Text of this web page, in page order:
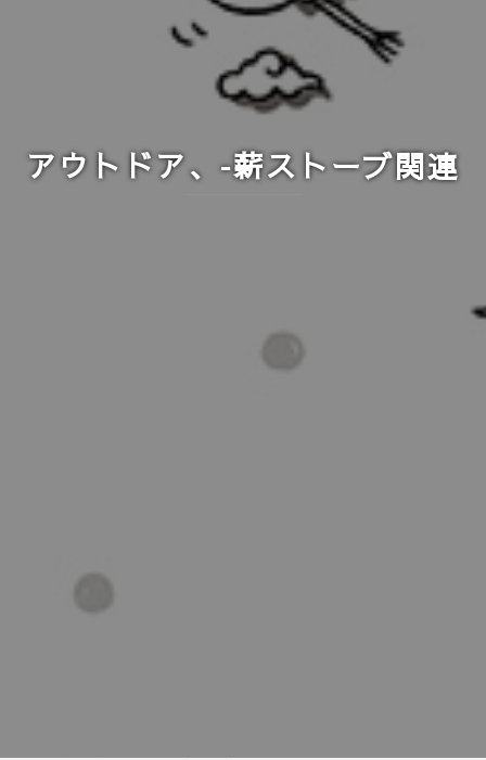
アウトドア、-薪ストーブ関連